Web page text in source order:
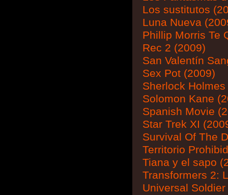
Los sustitutos
Luna Nueva
Phillip Morris Te
Rec 2 (2009)
San Valentín
Sex Pot (2009)
Sherlock
Solomon Kane
Spanish Movie
Star Trek XI
Survival Of The
Territorio
Tiana y el sapo
Transformers 2:
Universal